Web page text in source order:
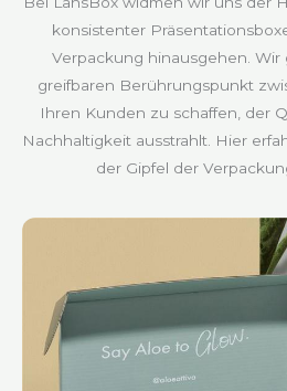
konsistenter
Verpackung hinausgehen. Wir
greifbaren Berührungspunkt
Ihren Kunden zu schaffen, der
Nachhaltigkeit ausstrahlt. Hier
der Gipfel der